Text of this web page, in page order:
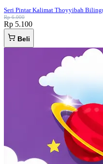
Seri Pintar Kalimat Thoyyibah
Rp 6.000
Rp 5.100
Beli